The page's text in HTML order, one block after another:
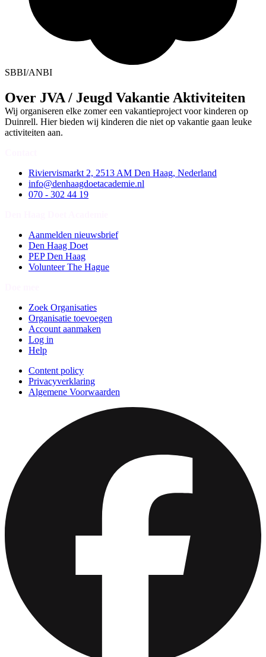
SBBI/ANBI
Over JVA / Jeugd Vakantie Aktiviteiten
Wij organiseren elke zomer een vakantieproject voor kinderen op
Duinrell. Hier bieden wij kinderen die niet op vakantie gaan leuke
activiteiten aan.
Riviervismarkt 2, 2513 AM Den Haag, Nederland
info@denhaagdoetacademie.nl
070 - 302 44 19
Aanmelden nieuwsbrief
Den Haag Doet
PEP Den Haag
Volunteer The Hague
Zoek Organisaties
Organisatie toevoegen
Account aanmaken
Log in
Help
Content policy
Privacyverklaring
Algemene Voorwaarden